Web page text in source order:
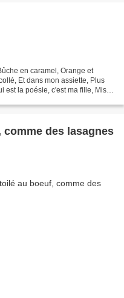
en caramel, Orange et
Et dans mon assiette, Plus
est la poésie, c'est ma fille, Miss
des lasagnes